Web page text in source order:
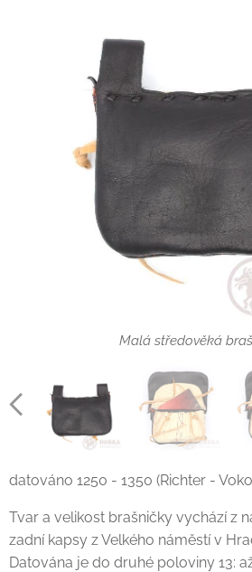
Malá středověká
datováno 1250 - 1350 (Richter -
Tvar a velikost brašničky vychází z
zadní kapsy z Velkého náměstí v
Datována je do druhé poloviny 13: